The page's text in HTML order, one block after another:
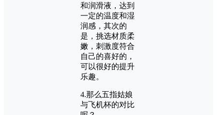
和润滑液，达到
一定的温度和湿
润感，其次的
是，挑选材质柔
嫩，刺激度符合
自己的喜好的，
可以很好的提升
乐趣。
4.那么五指姑娘
与飞机杯的对比